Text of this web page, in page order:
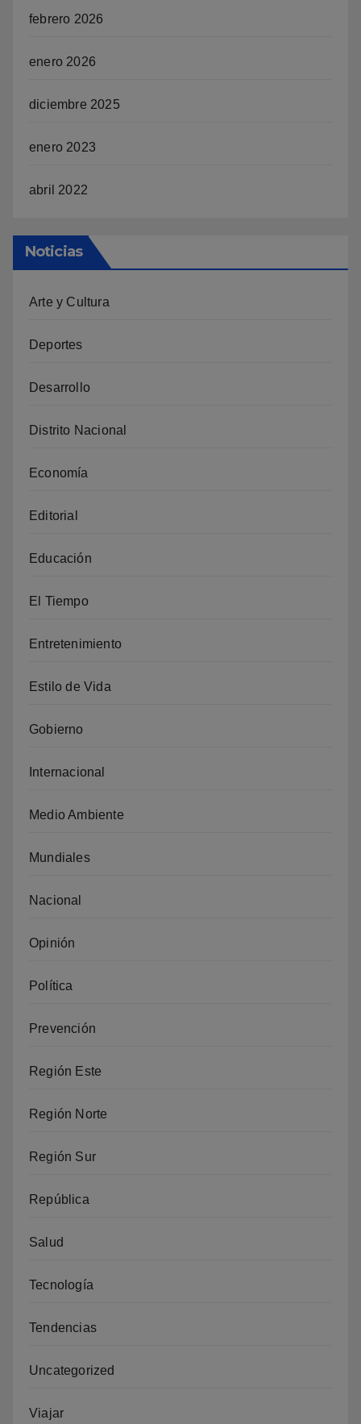
febrero 2026
enero 2026
diciembre 2025
enero 2023
abril 2022
Noticias
Arte y Cultura
Deportes
Desarrollo
Distrito Nacional
Economía
Editorial
Educación
El Tiempo
Entretenimiento
Estilo de Vida
Gobierno
Internacional
Medio Ambiente
Mundiales
Nacional
Opinión
Política
Prevención
Región Este
Región Norte
Región Sur
República
Salud
Tecnología
Tendencias
Uncategorized
Viajar